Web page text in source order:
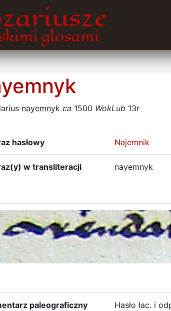
nayemnyk ca 1500 WokLub 13r
hasłowy Najemnik
w transliteracji nayemnyk
paleograficzny Hasło łac. i